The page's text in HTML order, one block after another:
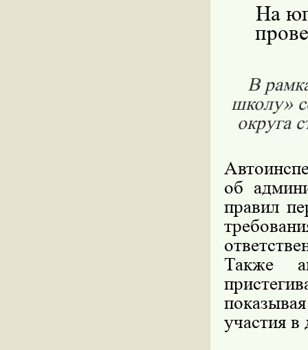
На
В
школу»
округа
об
правил
Также
участия